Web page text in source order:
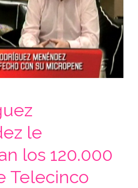
le
los 120.000
Telecinco